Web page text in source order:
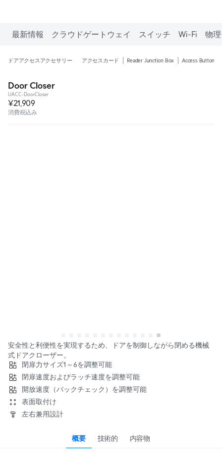
最新情報 クラウドゲートウェイ スイッチ Wi-Fi 物
ドアアクセスアクセサリー アクセスカード Reader Junction Box Access Button
Door Closer
UACC-DoorCloser
¥21,909
消費税込み
安全性と利便性を実現するため、ドアを制御しながら閉める機械
式ドアクローザー。
閉扉力サイズ1～6を調整可能
閉扉速度およびラッチ速度を調整可能
開放速度（バックチェック）を調整可能
表面取付け
左右兼用設計
概要 技術的 内容物